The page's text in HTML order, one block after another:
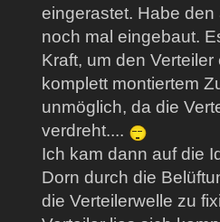
eingerastet. Habe
noch mal eingebaut.
Kraft, um den
komplett montiertem
unmöglich, da die
verdreht....
Ich kam dann auf die
Dorn durch die
die Verteilerwelle zu